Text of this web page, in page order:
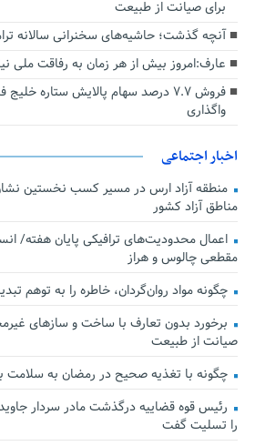
برای صیانت از طبیعت
آنچه گذشت؛ حاشیه‌های سخنرانی سالانه
عارف:امروز بیش از هر زمان به رفاقت ملی
فروش ۷.۷ درصد سهام پالایش ستاره
واگذاری
اخبار اجتماعی
منطقه آزاد ارس در مسیر کسب نخستین
مناطق آزاد کشور
اعمال محدودیت‌های ترافیکی پایان هفته/
مقطعی چالوس و هراز
چگونه مواد روان‌گردان، خاطره را به توهم
برخورد بدون تعارف با ساخت‌ و سازهای
صیانت از طبیعت
چگونه با تغذیه صحیح در رمضان به سلامت
رئیس قوه قضاییه درگذشت مادر سردار
را تسلیت گفت